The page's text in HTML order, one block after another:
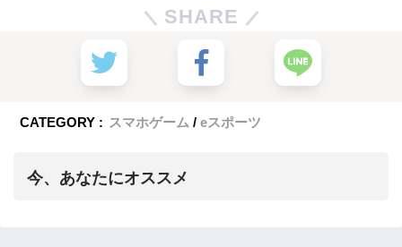
SHARE
CATEGORY : スマホゲーム eスポーツ
今、あなたにオススメ